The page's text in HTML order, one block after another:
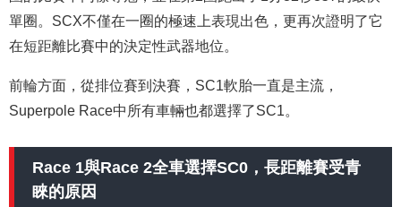
單圈。SCX不僅在一圈的極速上表現出色，更再次證明了它
在短距離比賽中的決定性武器地位。
前輪方面，從排位賽到決賽，SC1軟胎一直是主流，
Superpole Race中所有車輛也都選擇了SC1。
Race 1與Race 2全車選擇SC0，長距離賽受青
睞的原因